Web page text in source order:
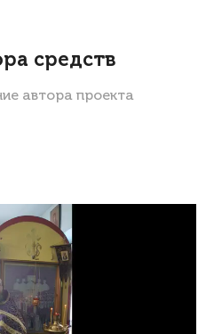
средств
автора проекта